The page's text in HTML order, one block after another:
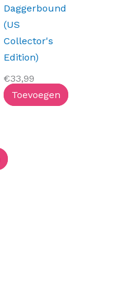
Daggerbound
(US
Collector's
Edition)
€33,99
Toevoegen